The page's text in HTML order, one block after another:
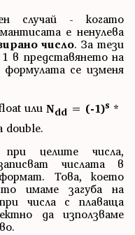
случай - когато
е ненулева
число. За тези
в представянето на
се изменя
илиNdd = (-1)s *
double.
целите числа,
числата в
Това, което
имаме загуба на
числа с плаваща
да използваме